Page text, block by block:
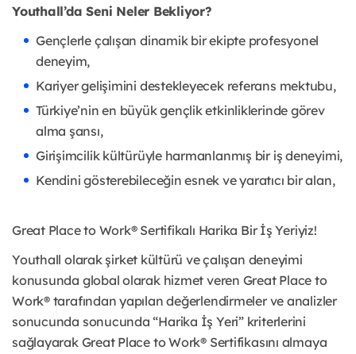
Youthall’da Seni Neler Bekliyor?
Gençlerle çalışan dinamik bir ekipte profesyonel
deneyim,
Kariyer gelişimini destekleyecek referans mektubu,
Türkiye’nin en büyük gençlik etkinliklerinde görev
alma şansı,
Girişimcilik kültürüyle harmanlanmış bir iş deneyimi,
Kendini gösterebileceğin esnek ve yaratıcı bir alan,
Great Place to Work® Sertifikalı Harika Bir İş Yeriyiz!
Youthall olarak şirket kültürü ve çalışan deneyimi
konusunda global olarak hizmet veren Great Place to
Work® tarafından yapılan değerlendirmeler ve analizler
sonucunda sonucunda “Harika İş Yeri” kriterlerini
sağlayarak Great Place to Work® Sertifikasını almaya